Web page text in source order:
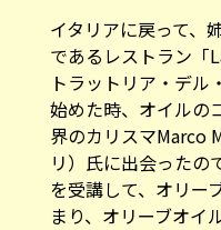
イタリアに戻って、
であるレストラン「
トラットリア・デル
始めた時、オイルの
界のカリスマMarco
リ）氏に出会ったの
を受講して、オリー
まり、オリーブオイ